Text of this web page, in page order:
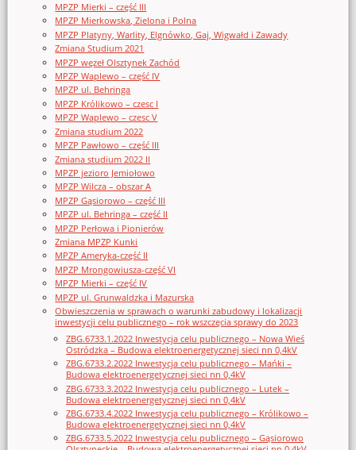
MPZP Mierki – część III
MPZP Mierkowska, Zielona i Polna
MPZP Platyny, Warlity, Elgnówko, Gaj, Wigwałd i Zawady
Zmiana Studium 2021
MPZP węzeł Olsztynek Zachód
MPZP Waplewo – część IV
MPZP ul. Behringa
MPZP Królikowo – czesc I
MPZP Waplewo – czesc V
Zmiana studium 2022
MPZP Pawłowo – część III
Zmiana studium 2022 II
MPZP jezioro Jemiołowo
MPZP Wilcza – obszar A
MPZP Gąsiorowo – część III
MPZP ul. Behringa – część II
MPZP Perłowa i Pionierów
Zmiana MPZP Kunki
MPZP Ameryka-część II
MPZP Mrongowiusza-część VI
MPZP Mierki – część IV
MPZP ul. Grunwaldzka i Mazurska
Obwieszczenia w sprawach o warunki zabudowy i lokalizacji
inwestycji celu publicznego – rok wszczęcia sprawy do 2023
ZBG.6733.1.2022 Inwestycja celu publicznego – Nowa Wieś
Ostródzka – Budowa elektroenergetycznej sieci nn 0,4kV
ZBG.6733.2.2022 Inwestycja celu publicznego – Mańki –
Budowa elektroenergetycznej sieci nn 0,4kV
ZBG.6733.3.2022 Inwestycja celu publicznego – Lutek –
Budowa elektroenergetycznej sieci nn 0,4kV
ZBG.6733.4.2022 Inwestycja celu publicznego – Królikowo –
Budowa elektroenergetycznej sieci nn 0,4kV
ZBG.6733.5.2022 Inwestycja celu publicznego – Gąsiorowo